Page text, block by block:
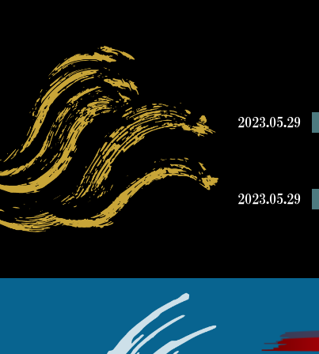
2023.05.29
2023.05.29
2023.05.16